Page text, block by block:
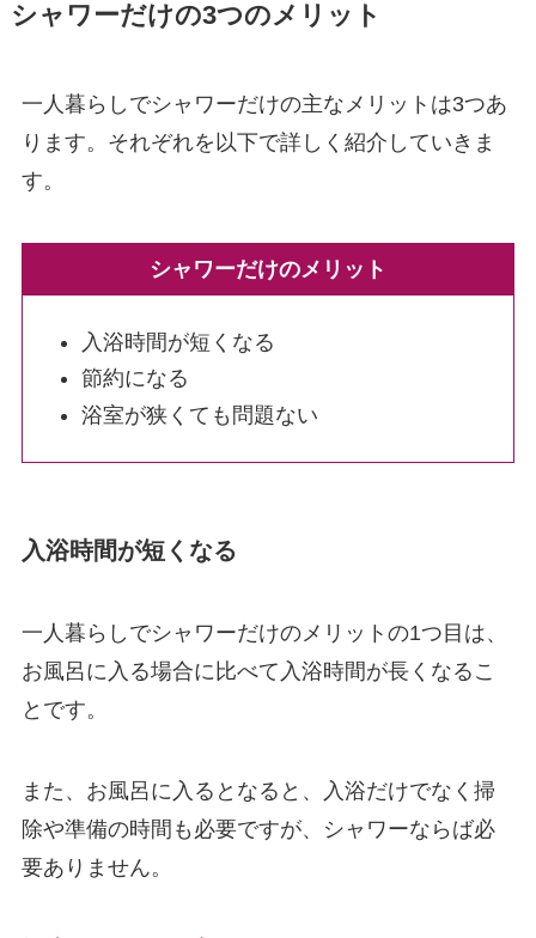
シャワーだけの3つのメリット
一人暮らしでシャワーだけの主なメリットは3つあ
ります。それぞれを以下で詳しく紹介していきま
す。
シャワーだけのメリット
入浴時間が短くなる
節約になる
浴室が狭くても問題ない
入浴時間が短くなる
一人暮らしでシャワーだけのメリットの1つ目は、
お風呂に入る場合に比べて入浴時間が長くなるこ
とです。
また、お風呂に入るとなると、入浴だけでなく掃
除や準備の時間も必要ですが、シャワーならば必
要ありません。